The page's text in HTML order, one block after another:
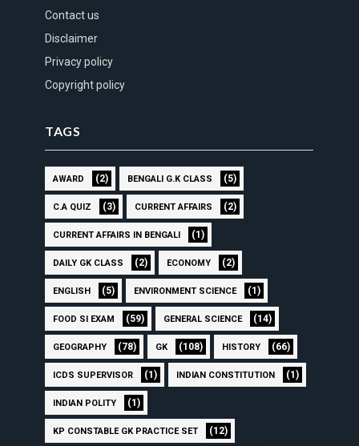
Contact us
Disclaimer
Privacy policy
Copyright policy
TAGS
AWARD (2) BENGALI G.K CLASS (5)
C.A QUIZ (3) CURRENT AFFAIRS (2)
CURRENT AFFAIRS IN BENGALI (1)
DAILY GK CLASS (2) ECONOMY (2)
ENGLISH (5) ENVIRONMENT SCIENCE (1)
FOOD SI EXAM (59) GENERAL SCIENCE (14)
GEOGRAPHY (78) GK (108) HISTORY (66)
ICDS SUPERVISOR (1) INDIAN CONSTITUTION (1)
INDIAN POLITY (1)
KP CONSTABLE GK PRACTICE SET (12)